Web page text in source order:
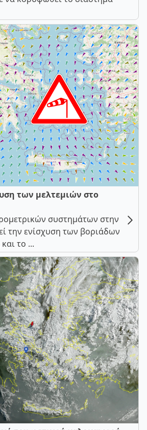
των μελτεμιών στο
συστημάτων στην
την ενίσχυση των βοριάδων
το ...